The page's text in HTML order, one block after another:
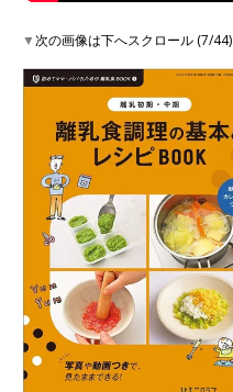
▼次の画像は下へスクロール (7/44)